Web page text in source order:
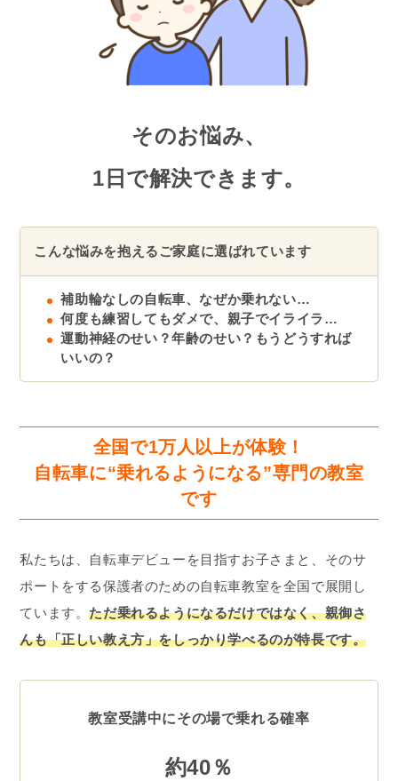
そのお悩み、
1日で解決できます。
こんな悩みを抱えるご家庭に選ばれています
補助輪なしの自転車、なぜか乗れない…
何度も練習してもダメで、親子でイライラ…
運動神経のせい？年齢のせい？もうどうすれば
いいの？
全国で1万人以上が体験！
自転車に“乗れるようになる”専門の教室
です
私たちは、自転車デビューを目指すお子さまと、そのサ
ポートをする保護者のための自転車教室を全国で展開し
ています。ただ乗れるようになるだけではなく、親御さ
んも「正しい教え方」をしっかり学べるのが特長です。
教室受講中にその場で乗れる確率
約40％